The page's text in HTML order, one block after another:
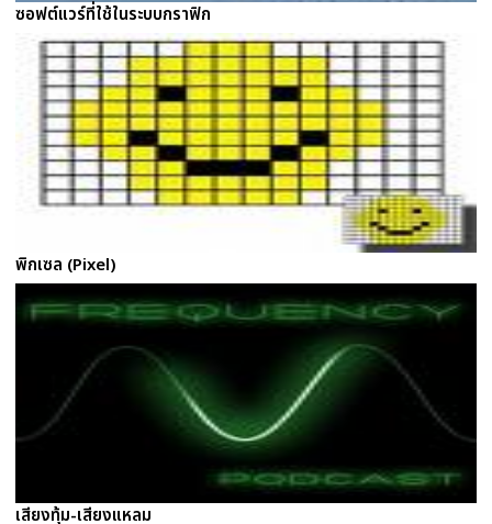
ซอฟต์แวร์ที่ใช้ในระบบกราฟิก
พิกเซล (Pixel)
เสียงทุ้ม-เสียงแหลม